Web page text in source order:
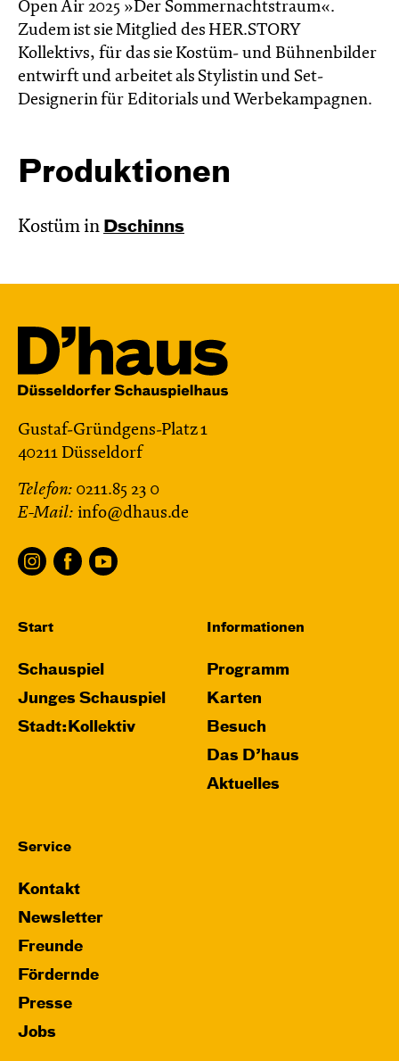
Open Air 2025 »Der Sommernachtstraum«.
Zudem ist sie Mitglied des HER.STORY
Kollektivs, für das sie Kostüm- und Bühnenbilder
entwirft und arbeitet als Stylistin und Set-
Designerin für Editorials und Werbekampagnen.
Produktionen
Kostüm in Dschinns
Gustaf-Gründgens-Platz 1
40211 Düsseldorf
Telefon: 0211.85 23 0
E-Mail: info@dhaus.de
Start
Schauspiel
Junges Schauspiel
Stadt:Kollektiv
Informationen
Programm
Karten
Besuch
Das D’haus
Aktuelles
Service
Kontakt
Newsletter
Freunde
Fördernde
Presse
Jobs